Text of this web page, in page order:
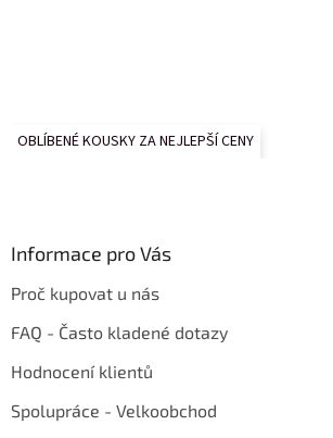
OBLÍBENÉ KOUSKY ZA NEJLEPŠÍ CENY
Informace pro Vás
Proč kupovat u nás
FAQ - Často kladené dotazy
Hodnocení klientů
Spolupráce - Velkoobchod